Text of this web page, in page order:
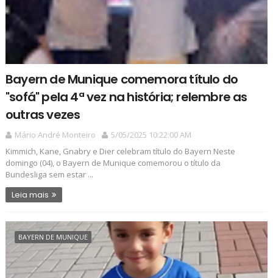
Bayern de Munique comemora título do
"sofá" pela 4ª vez na história; relembre as
outras vezes
Mário André Monteiro
5/05/2025 10:22:00 AM
Kimmich, Kane, Gnabry e Dier celebram título do Bayern Neste
domingo (04), o Bayern de Munique comemorou o título da
Bundesliga sem estar ...
Leia mais
BAYERN DE MUNIQUE